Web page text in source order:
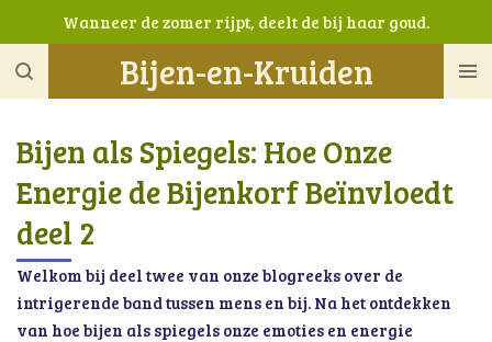
naar
Bijen-en-Kruiden
Wanneer de zomer rijpt, deelt de bij haar goud.
Bijen als Spiegels: Hoe Onze
Energie de Bijenkorf Beïnvloedt
deel 2
Welkom bij deel twee van onze blogreeks over de
intrigerende band tussen mens en bij. Na het ontdekken
van hoe bijen als spiegels onze emoties en energie